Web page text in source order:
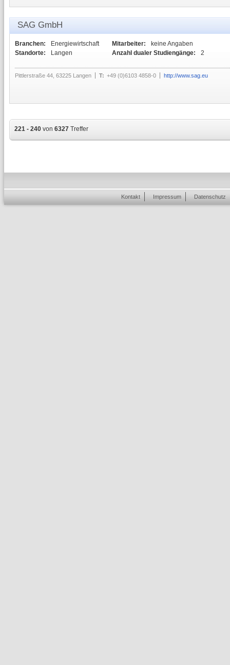
SAG GmbH
Branchen:
Energiewirtschaft
Standorte:
Langen
Mitarbeiter:
keine Angaben
Anzahl dualer Studiengänge:
2
Pittlerstraße 44, 63225 Langen T: +49 (0)6103 4858-0 http://www.sag.eu
221 - 240 von 6327 Treffer
Kontakt Impressum Datenschutz